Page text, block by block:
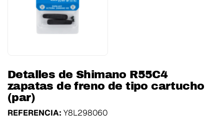
Detalles de Shimano R55C4
zapatas de freno de tipo cartucho
(par)
REFERENCIA: Y8L298060